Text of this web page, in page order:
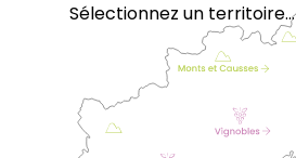
Sélectionnez un territoire...